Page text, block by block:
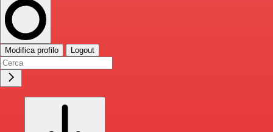
Modifica profilo Logout